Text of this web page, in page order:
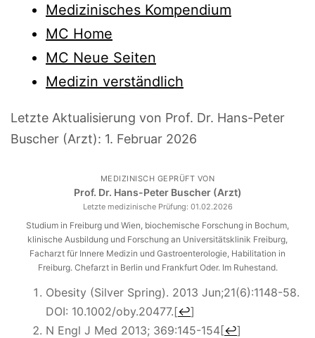
Medizinisches Kompendium
MC Home
MC Neue Seiten
Medizin verständlich
Letzte Aktualisierung von Prof. Dr. Hans-Peter
Buscher (Arzt): 1. Februar 2026
MEDIZINISCH GEPRÜFT VON
Prof. Dr. Hans-Peter Buscher (Arzt)
Letzte medizinische Prüfung: 01.02.2026
Studium in Freiburg und Wien, biochemische Forschung in Bochum,
klinische Ausbildung und Forschung an Universitätsklinik Freiburg,
Facharzt für Innere Medizin und Gastroenterologie, Habilitation in
Freiburg. Chefarzt in Berlin und Frankfurt Oder. Im Ruhestand.
Obesity (Silver Spring). 2013 Jun;21(6):1148-58.
DOI: 10.1002/oby.20477.[↩]
N Engl J Med 2013; 369:145-154[↩]